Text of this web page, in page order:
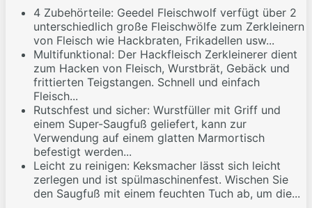
4 Zubehörteile: Geedel Fleischwolf verfügt über 2
unterschiedlich große Fleischwölfe zum Zerkleinern
von Fleisch wie Hackbraten, Frikadellen usw...
Multifunktional: Der Hackfleisch Zerkleinerer dient
zum Hacken von Fleisch, Wurstbrät, Gebäck und
frittierten Teigstangen. Schnell und einfach
Fleisch...
Rutschfest und sicher: Wurstfüller mit Griff und
einem Super-Saugfuß geliefert, kann zur
Verwendung auf einem glatten Marmortisch
befestigt werden...
Leicht zu reinigen: Keksmacher lässt sich leicht
zerlegen und ist spülmaschinenfest. Wischen Sie
den Saugfuß mit einem feuchten Tuch ab, um die...